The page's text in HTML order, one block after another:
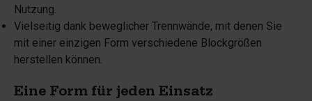
Nutzung.
Vielseitig dank beweglicher Trennwände, mit denen Sie
mit einer einzigen Form verschiedene Blockgrößen
herstellen können.
Eine Form für jeden Einsatz